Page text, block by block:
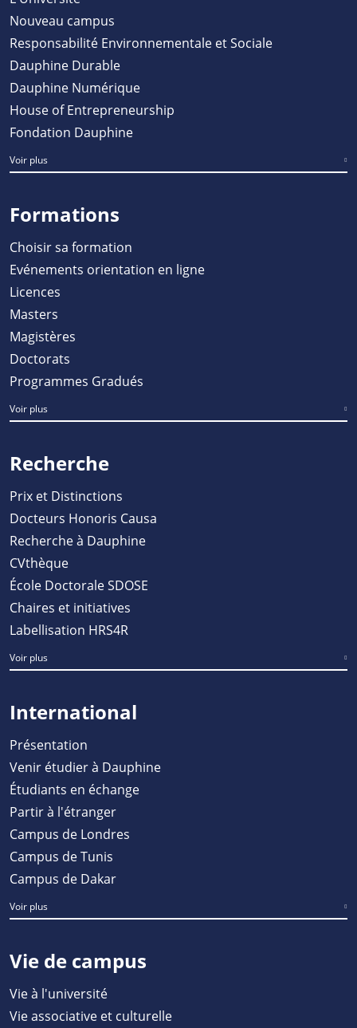
Nouveau campus
Responsabilité Environnementale et Sociale
Dauphine Durable
Dauphine Numérique
House of Entrepreneurship
Fondation Dauphine
Voir plus
Formations
Choisir sa formation
Evénements orientation en ligne
Licences
Masters
Magistères
Doctorats
Programmes Gradués
Voir plus
Recherche
Prix et Distinctions
Docteurs Honoris Causa
Recherche à Dauphine
CVthèque
École Doctorale SDOSE
Chaires et initiatives
Labellisation HRS4R
Voir plus
International
Présentation
Venir étudier à Dauphine
Étudiants en échange
Partir à l'étranger
Campus de Londres
Campus de Tunis
Campus de Dakar
Voir plus
Vie de campus
Vie à l'université
Vie associative et culturelle